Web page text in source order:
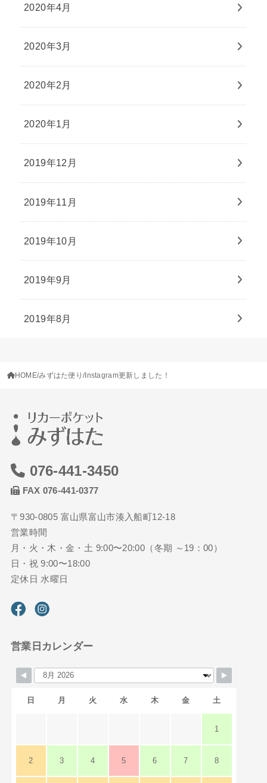
2020年4月
2020年3月
2020年2月
2020年1月
2019年12月
2019年11月
2019年10月
2019年9月
2019年8月
HOME みずはた便り Instagram更新しました！
076-441-3450
FAX 076-441-0377
〒930-0805 富山県富山市湊入船町12-18
営業時間
月・火・木・金・土 9:00〜20:00（冬期 ～19：00）
日・祝 9:00〜18:00
定休日 水曜日
営業日カレンダー
日 月 火 水 木 金 土
1
2 3 4 5 6 7 8